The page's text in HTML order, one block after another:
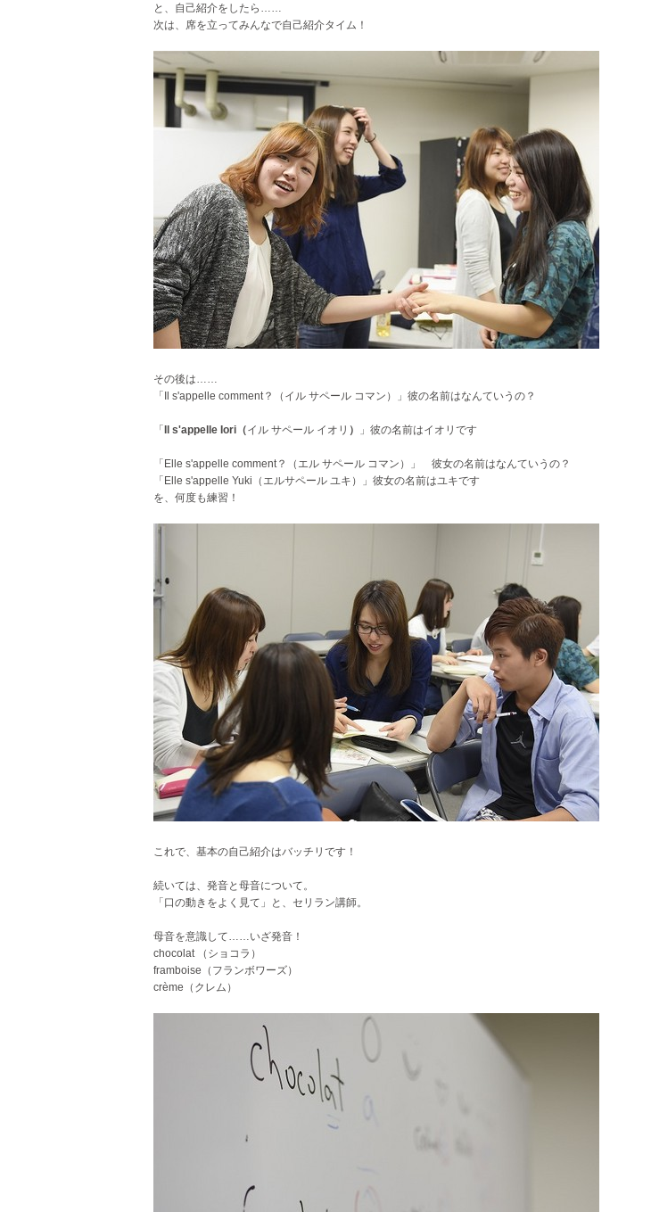
と、自己紹介をしたら……
次は、席を立ってみんなで自己紹介タイム！
その後は……
「Il s'appelle comment？（イル サペール コマン）」彼の名前はなんていうの？
「Il s'appelle Iori （イル サペール イオリ ） 」彼の名前はイオリです
「Elle s'appelle comment？（エル サペール コマン）」 彼女の名前はなんていうの？
「Elle s'appelle Yuki（エルサペール ユキ）」彼女の名前はユキです
を、何度も練習！
これで、基本の自己紹介はバッチリです！
続いては、発音と母音について。
「口の動きをよく見て」と、セリラン講師。
母音を意識して……いざ発音！
chocolat （ショコラ）
framboise（フランボワーズ）
crème（クレム）